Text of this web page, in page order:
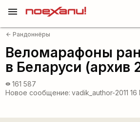
menu
arrow_back Рандоннёры
Веломарафоны
в Беларуси (архив
visibility 161 587
Новое сообщение: vadik_author-2011 16